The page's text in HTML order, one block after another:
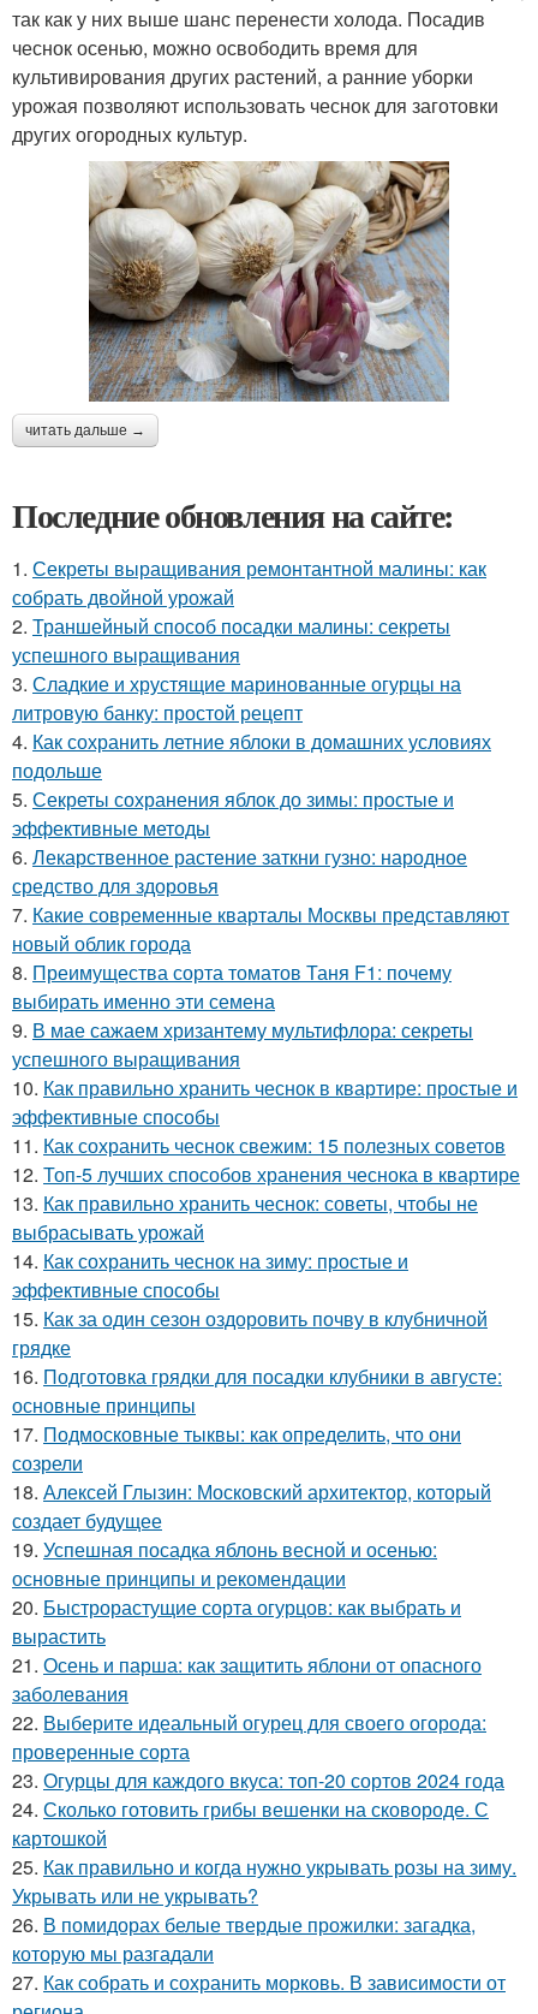
так как у них выше шанс перенести холода. Посадив
чеснок осенью, можно освободить время для
культивирования других растений, а ранние уборки
урожая позволяют использовать чеснок для заготовки
других огородных культур.
читать дальше →
Последние обновления на сайте:
1. Секреты выращивания ремонтантной малины: как
собрать двойной урожай
2. Траншейный способ посадки малины: секреты
успешного выращивания
3. Сладкие и хрустящие маринованные огурцы на
литровую банку: простой рецепт
4. Как сохранить летние яблоки в домашних условиях
подольше
5. Секреты сохранения яблок до зимы: простые и
эффективные методы
6. Лекарственное растение заткни гузно: народное
средство для здоровья
7. Какие современные кварталы Москвы представляют
новый облик города
8. Преимущества сорта томатов Таня F1: почему
выбирать именно эти семена
9. В мае сажаем хризантему мультифлора: секреты
успешного выращивания
10. Как правильно хранить чеснок в квартире: простые и
эффективные способы
11. Как сохранить чеснок свежим: 15 полезных советов
12. Топ-5 лучших способов хранения чеснока в квартире
13. Как правильно хранить чеснок: советы, чтобы не
выбрасывать урожай
14. Как сохранить чеснок на зиму: простые и
эффективные способы
15. Как за один сезон оздоровить почву в клубничной
грядке
16. Подготовка грядки для посадки клубники в августе:
основные принципы
17. Подмосковные тыквы: как определить, что они
созрели
18. Алексей Глызин: Московский архитектор, который
создает будущее
19. Успешная посадка яблонь весной и осенью:
основные принципы и рекомендации
20. Быстрорастущие сорта огурцов: как выбрать и
вырастить
21. Осень и парша: как защитить яблони от опасного
заболевания
22. Выберите идеальный огурец для своего огорода:
проверенные сорта
23. Огурцы для каждого вкуса: топ-20 сортов 2024 года
24. Сколько готовить грибы вешенки на сковороде. С
картошкой
25. Как правильно и когда нужно укрывать розы на зиму.
Укрывать или не укрывать?
26. В помидорах белые твердые прожилки: загадка,
которую мы разгадали
27. Как собрать и сохранить морковь. В зависимости от